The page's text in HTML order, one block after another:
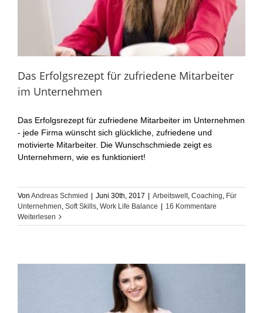
Das Erfolgsrezept für zufriedene Mitarbeiter
im Unternehmen
Das Erfolgsrezept für zufriedene Mitarbeiter im Unternehmen
- jede Firma wünscht sich glückliche, zufriedene und
motivierte Mitarbeiter. Die Wunschschmiede zeigt es
Unternehmern, wie es funktioniert!
Von Andreas Schmied | Juni 30th, 2017 | Arbeitswelt Coaching Für
Unternehmen Soft Skills Work Life Balance | 16 Kommentare
Weiterlesen